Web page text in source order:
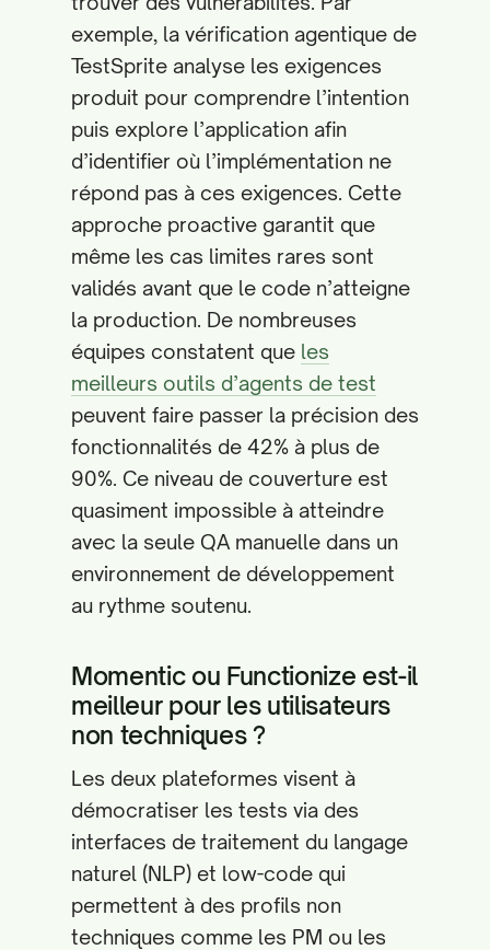
exemple, la vérification agentique de
TestSprite analyse les exigences
produit pour comprendre l’intention
puis explore l’application afin
d’identifier où l’implémentation ne
répond pas à ces exigences. Cette
approche proactive garantit que
même les cas limites rares sont
validés avant que le code n’atteigne
la production. De nombreuses
équipes constatent que les
meilleurs outils d’agents de test
peuvent faire passer la précision des
fonctionnalités de 42% à plus de
90%. Ce niveau de couverture est
quasiment impossible à atteindre
avec la seule QA manuelle dans un
environnement de développement
au rythme soutenu.
Momentic ou Functionize est-il
meilleur pour les utilisateurs
non techniques ?
Les deux plateformes visent à
démocratiser les tests via des
interfaces de traitement du langage
naturel (NLP) et low-code qui
permettent à des profils non
techniques comme les PM ou les